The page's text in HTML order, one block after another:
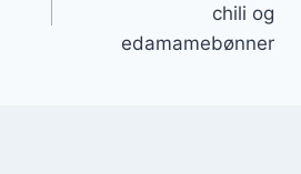
chili og
edamamebønner